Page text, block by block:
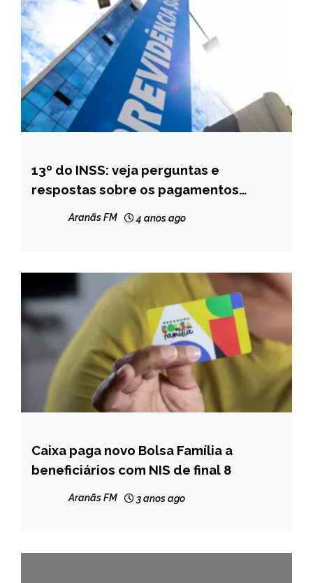
BRASIL
NOTÍCIAS
13º do INSS: veja perguntas e
respostas sobre os pagamentos
Aranãs FM 4 anos ago
BRASIL
NOTÍCIAS
Caixa paga novo Bolsa Família a
beneficiários com NIS de final 8
Aranãs FM 3 anos ago